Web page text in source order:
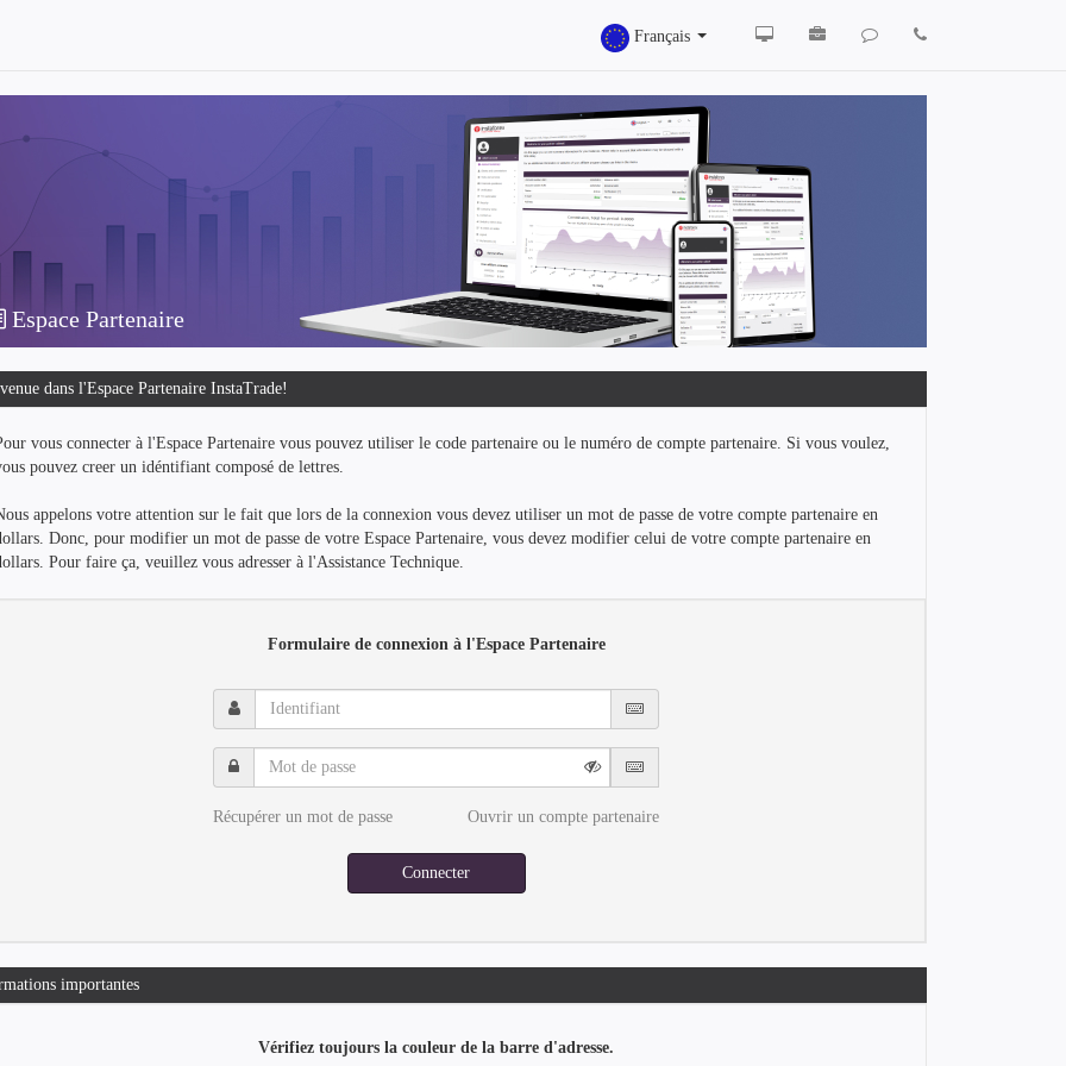
Français
Espace Partenaire
dans l'Espace Partenaire InstaTrade!
vous connecter à l'Espace Partenaire vous pouvez utiliser le code partenaire ou le numéro de compte partenaire. Si vous voulez,
pouvez creer un idéntifiant composé de lettres.
appelons votre attention sur le fait que lors de la connexion vous devez utiliser un mot de passe de votre compte partenaire en
Donc, pour modifier un mot de passe de votre Espace Partenaire, vous devez modifier celui de votre compte partenaire en
Pour faire ça, veuillez vous adresser à l'Assistance Technique.
Formulaire de connexion à l'Espace Partenaire
Identifiant
Mot
de
Récupérer un mot de passe Ouvrir un compte partenaire
Connecter
importantes
Vérifiez toujours la couleur de la barre d'adresse.